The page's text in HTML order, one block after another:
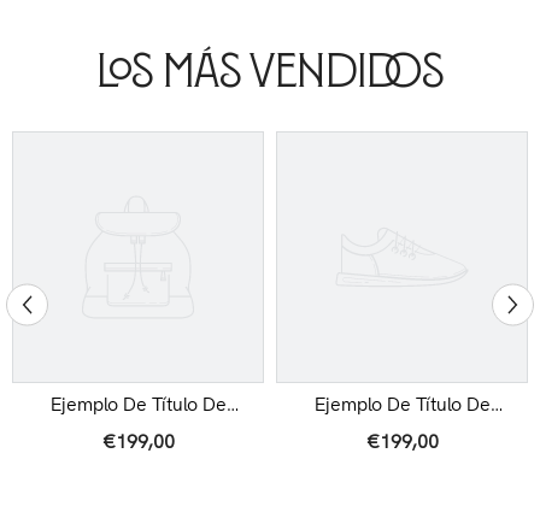
Los Más Vendidos
Ejemplo De Título De
Producto
€199,00
Ejemplo De Título De
Producto
€199,00